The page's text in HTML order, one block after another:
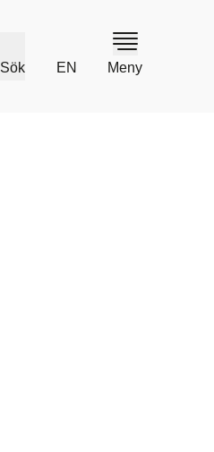
Sök EN Meny